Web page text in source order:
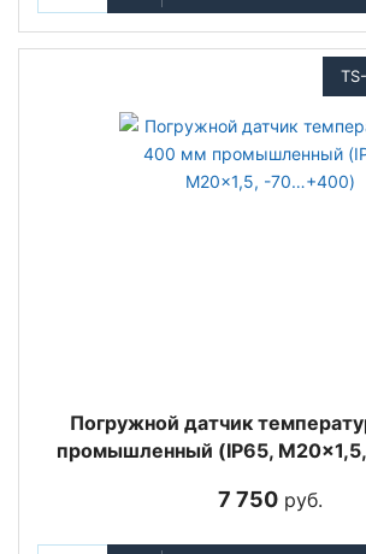
Погружной датчик
промышленный (IP65,
7 750руб.